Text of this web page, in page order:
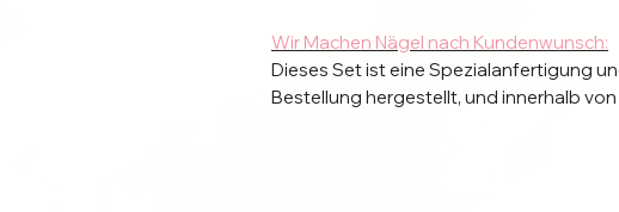
Wir Machen Nägel nach Kundenwunsch:
Dieses Set ist eine Spezialanfertigung
Bestellung hergestellt, und innerhalb